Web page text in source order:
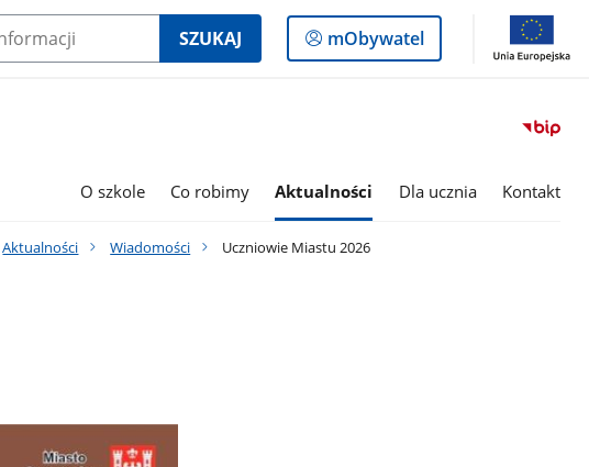
SZUKAJ
Logowanie
do
mObywatel
O szkole Co robimy Aktualności Dla ucznia Kontakt
Aktualności Wiadomości Uczniowie Miastu 2026